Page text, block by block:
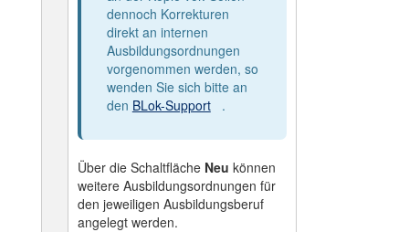
dennoch Korrekturen
direkt an internen
Ausbildungsordnungen
vorgenommen werden, so
wenden Sie sich bitte an
den BLok-Support .
Über die Schaltfläche Neu können
weitere Ausbildungsordnungen für
den jeweiligen Ausbildungsberuf
angelegt werden.